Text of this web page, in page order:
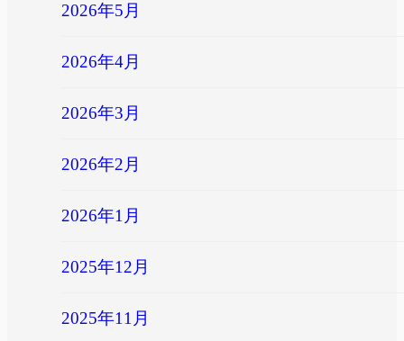
2026年5月
2026年4月
2026年3月
2026年2月
2026年1月
2025年12月
2025年11月